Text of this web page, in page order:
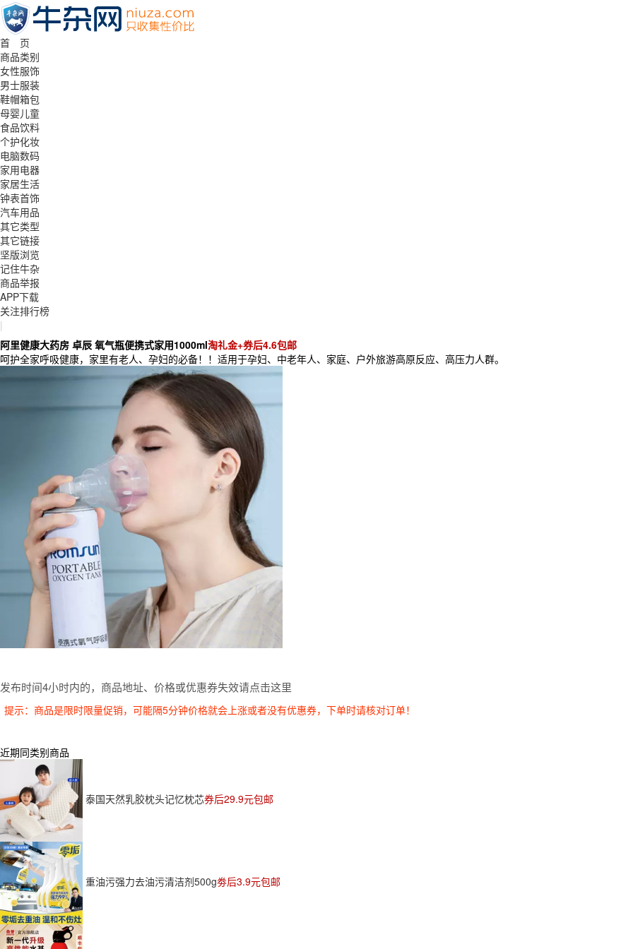
首 页
商品类别
女性服饰
男士服装
鞋帽箱包
母婴儿童
食品饮料
个护化妆
电脑数码
家用电器
家居生活
钟表首饰
汽车用品
其它类型
其它链接
坚版浏览
记住牛杂
商品举报
APP下载
关注排行榜
|
阿里健康大药房 卓辰 氧气瓶便携式家用1000ml淘礼金+券后4.6包邮
呵护全家呼吸健康，家里有老人、孕妇的必备！！适用于孕妇、中老年人、家庭、户外旅游高原反应、高压力人群。
发布时间4小时内的，商品地址、价格或优惠券失效请点击这里
提示：商品是限时限量促销，可能隔5分钟价格就会上涨或者没有优惠券，下单时请核对订单！
近期同类别商品
泰国天然乳胶枕头记忆枕芯券后29.9元包邮
重油污强力去油污清洁剂500g劵后3.9元包邮